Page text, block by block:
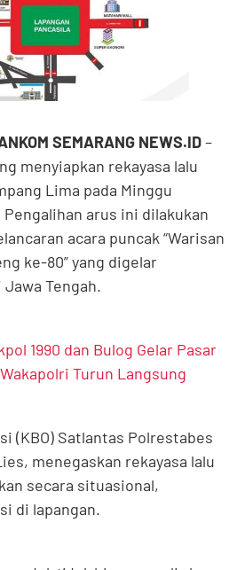
SEMARANG NEWS.ID–
menyiapkan rekayasa lalu
Lima pada Minggu
arus ini dilakukan
acara puncak “Warisan
ke-80” yang digelar
Tengah.
1990 dan Bulog Gelar Pasar
Turun Langsung
(KBO) Satlantas Polrestabes
menegaskan rekayasa lalu
secara situasional,
di lapangan.